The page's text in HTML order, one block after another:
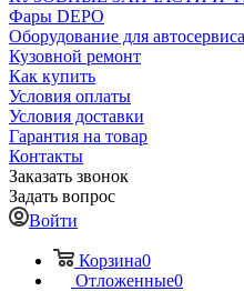
Фары DEPO
Оборудование для автосервиса
Кузовной ремонт
Как купить
Условия оплаты
Условия доставки
Гарантия на товар
Контакты
Заказать звонок
Задать вопрос
Войти
Корзина0
Отложенные0